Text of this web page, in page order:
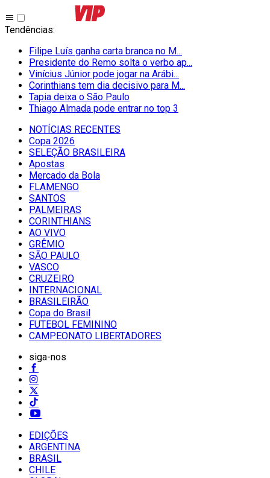
Tendências:
Filipe Luís ganha carta branca no M...
Presidente do Remo solta o verbo ap...
Vinícius Júnior pode jogar na Arábi...
Corinthians tem dia decisivo para M...
Tapia deixa o São Paulo
Thiago Almada pode entrar no top 3
NOTÍCIAS RECENTES
Copa 2026
SELEÇÃO BRASILEIRA
Apostas
Mercado da Bola
FLAMENGO
SANTOS
PALMEIRAS
CORINTHIANS
AO VIVO
GRÊMIO
SĀO PAULO
VASCO
CRUZEIRO
INTERNACIONAL
BRASILEIRÃO
Copa do Brasil
FUTEBOL FEMININO
CAMPEONATO LIBERTADORES
siga-nos
EDIÇÕES
ARGENTINA
BRASIL
CHILE